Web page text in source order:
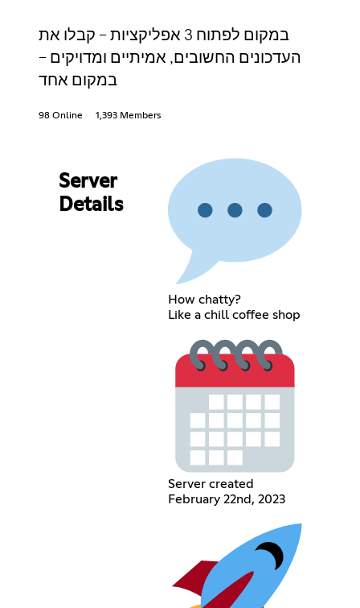
במקום לפתוח 3 אפליקציות – קבלו את
העדכונים החשובים, אמיתיים ומדויקים –
במקום אחד
98 Online 1,393 Members
Server
Details
How chatty?
Like a chill coffee shop
Server created
February 22nd, 2023